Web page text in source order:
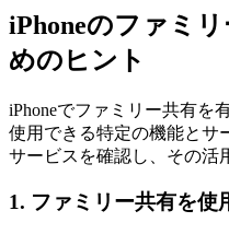
iPhoneのファミ
めのヒント
iPhoneでファミリー共有を
使用できる特定の機能とサ
サービスを確認し、その活
1. ファミリー共有を使